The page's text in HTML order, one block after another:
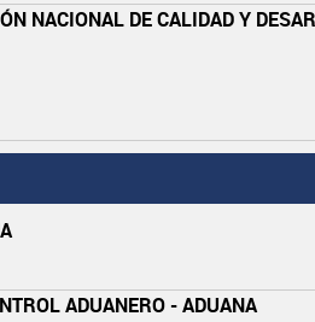
NACIONAL DE CALIDAD Y
ADUANERO - ADUANA